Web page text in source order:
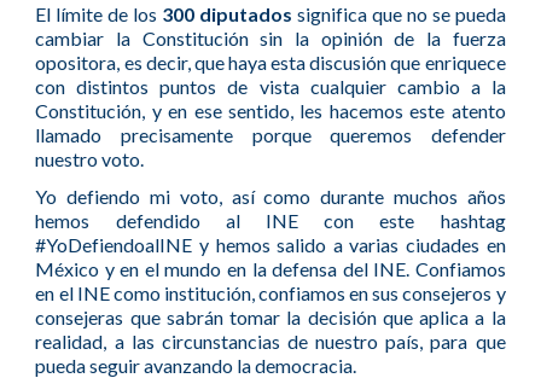
El límite de los 300 diputados significa que no se pueda
cambiar la Constitución sin la opinión de la fuerza
opositora, es decir, que haya esta discusión que enriquece
con distintos puntos de vista cualquier cambio a la
Constitución, y en ese sentido, les hacemos este atento
llamado precisamente porque queremos defender
nuestro voto.
Yo defiendo mi voto, así como durante muchos años
hemos defendido al INE con este hashtag
#YoDefiendoalINE y hemos salido a varias ciudades en
México y en el mundo en la defensa del INE. Confiamos
en el INE como institución, confiamos en sus consejeros y
consejeras que sabrán tomar la decisión que aplica a la
realidad, a las circunstancias de nuestro país, para que
pueda seguir avanzando la democracia.